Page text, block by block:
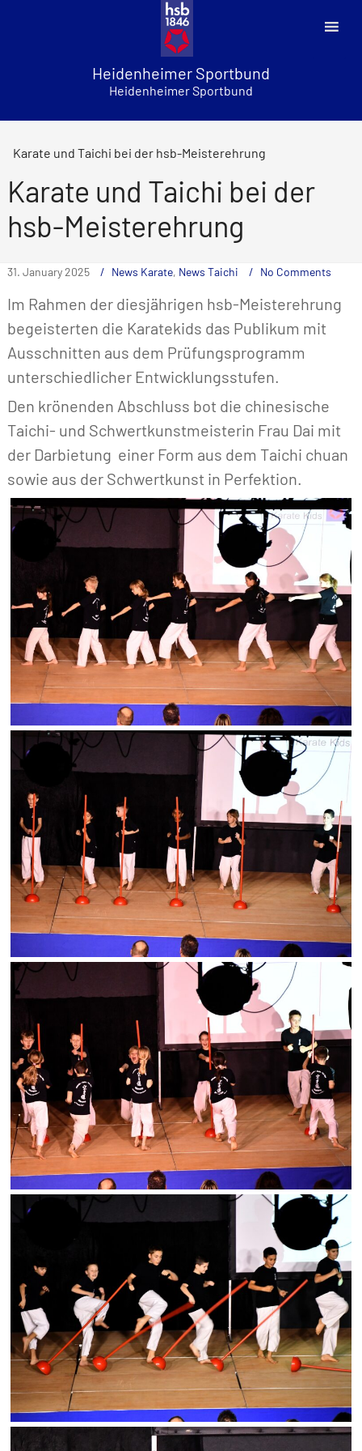
Heidenheimer Sportbund
Heidenheimer Sportbund
Karate und Taichi bei der hsb-Meisterehrung
Karate und Taichi bei der
hsb-Meisterehrung
31. January 2025 News Karate, News Taichi No Comments
Im Rahmen der diesjährigen hsb-Meisterehrung
begeisterten die Karatekids das Publikum mit
Ausschnitten aus dem Prüfungsprogramm
unterschiedlicher Entwicklungsstufen.
Den krönenden Abschluss bot die chinesische
Taichi- und Schwertkunstmeisterin Frau Dai mit
der Darbietung einer Form aus dem Taichi chuan
sowie aus der Schwertkunst in Perfektion.